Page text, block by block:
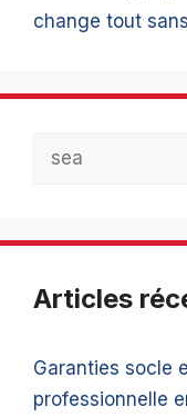
change tout
Articles
Garanties socle
professionnelle